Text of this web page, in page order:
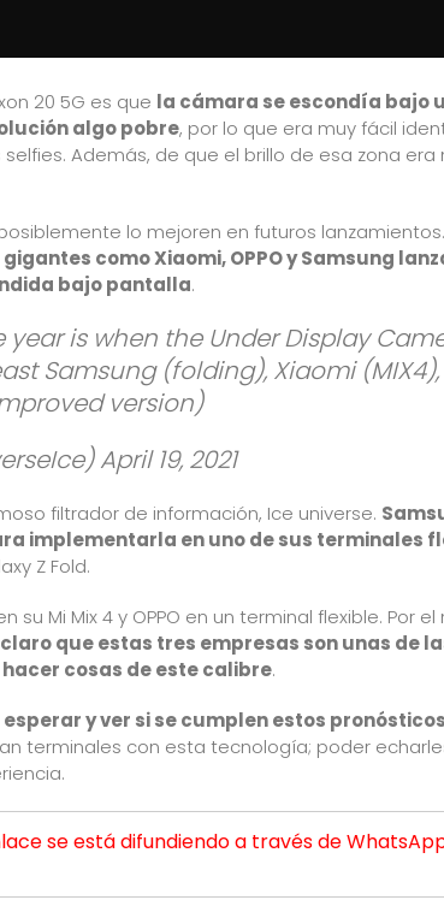
20 5G es que la cámara se escondía bajo
algo pobre, por lo que era muy fácil
Además, de que el brillo de esa zona
lo mejoren en futuros
como Xiaomi, OPPO y Samsung
bajo pantalla.
year is when the Under Display
Samsung (folding), Xiaomi (MIX4),
version)
April 19, 2021
filtrador de información, Ice universe.
implementarla en uno de sus terminales
Z Fold.
Mi Mix 4 y OPPO en un terminal flexible. Por
que estas tres empresas son unas de
cosas de este calibre.
y ver si se cumplen estos pronósticos
terminales con esta tecnología; poder
se está difundiendo a través de